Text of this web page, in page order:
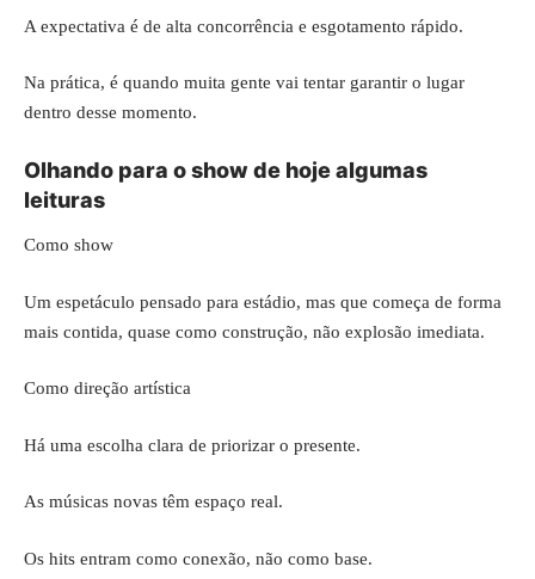
A expectativa é de alta concorrência e esgotamento rápido.
Na prática, é quando muita gente vai tentar garantir o lugar
dentro desse momento.
Olhando para o show de hoje algumas
leituras
Como show
Um espetáculo pensado para estádio, mas que começa de forma
mais contida, quase como construção, não explosão imediata.
Como direção artística
Há uma escolha clara de priorizar o presente.
As músicas novas têm espaço real.
Os hits entram como conexão, não como base.